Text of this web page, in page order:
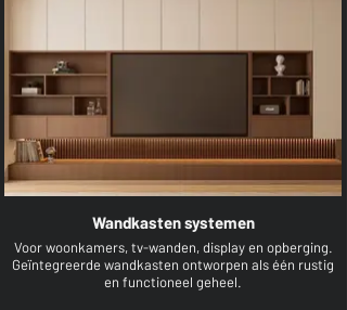
Wandkasten systemen
Voor woonkamers, tv-wanden, display en opberging.
Geïntegreerde wandkasten ontworpen als één rustig
en functioneel geheel.